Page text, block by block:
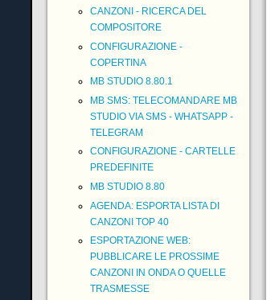
CANZONI - RICERCA DEL
COMPOSITORE
CONFIGURAZIONE -
COPERTINA
MB STUDIO 8.80.1
MB SMS: TELECOMANDARE MB
STUDIO VIA SMS - WHATSAPP -
TELEGRAM
CONFIGURAZIONE - CARTELLE
PREDEFINITE
MB STUDIO 8.80
AGENDA: ESPORTA LISTA DI
CANZONI TOP 40
ESPORTAZIONE WEB:
PUBBLICARE LE PROSSIME
CANZONI IN ONDA O QUELLE
TRASMESSE